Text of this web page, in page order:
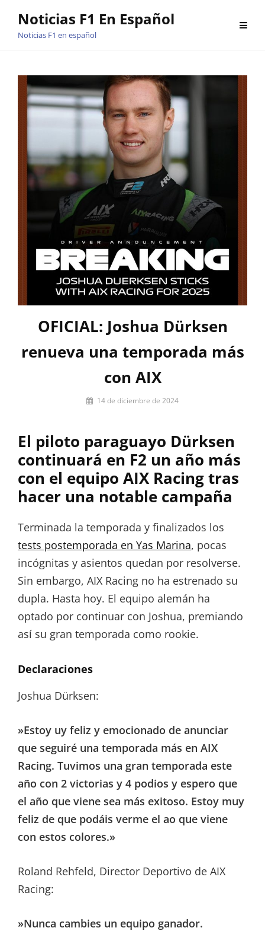
Noticias F1 En Español
Noticias F1 en español
OFICIAL: Joshua Dürksen
renueva una temporada más
con AIX
Por
Paquet
14 de diciembre de 2024
El piloto paraguayo Dürksen
continuará en F2 un año más
con el equipo AIX Racing tras
hacer una notable campaña
Terminada la temporada y finalizados los
tests postemporada en Yas Marina, pocas
incógnitas y asientos quedan por resolverse.
Sin embargo, AIX Racing no ha estrenado su
dupla. Hasta hoy. El equipo alemán ha
optado por continuar con Joshua, premiando
así su gran temporada como rookie.
Declaraciones
Joshua Dürksen:
»Estoy uy feliz y emocionado de anunciar
que seguiré una temporada más en AIX
Racing. Tuvimos una gran temporada este
año con 2 victorias y 4 podios y espero que
el año que viene sea más exitoso. Estoy muy
feliz de que podáis verme el ao que viene
con estos colores.»
Roland Rehfeld, Director Deportivo de AIX
Racing:
»Nunca cambies un equipo ganador.